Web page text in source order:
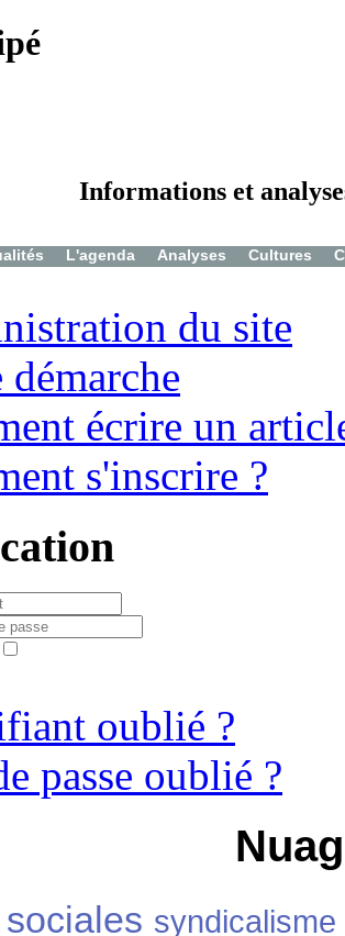
Informations et
L'agenda Analyses Cultures
du site
écrire un
s'inscrire ?
oublié ?
passe oublié ?
sociales syndicalisme